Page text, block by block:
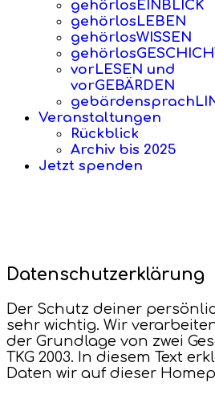
gehörlosEINBLICK
gehörlosLEBEN
gehörlosWISSEN
vorLESEN und
vorGEBÄRDEN
Veranstaltungen
Rückblick
Archiv bis 2025
Jetzt spenden
Datenschutzerklärung
Der Schutz deiner
sehr wichtig. Wir
der Grundlage von zwei
TKG 2003. In diesem Text
Daten wir auf dieser